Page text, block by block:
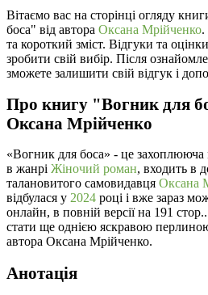
Вітаємо вас на сторінці огляду
боса" від автора Оксана Мрійченко.
та короткий зміст. Відгуки та
зробити свій вибір. Після
зможете залишити свій відгук і
Про книгу "Вогник для
Оксана Мрійченко
«Вогник для боса» - це
в жанрі Жіночий роман, входить в
талановитого самовидавця Оксана
відбулася у 2024 році і вже зараз
онлайн, в повній версії на 191
стати ще однією яскравою
автора Оксана Мрійченко.
Анотація